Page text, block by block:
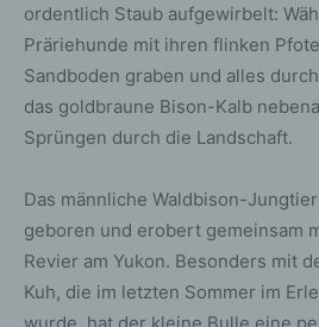
ordentlich Staub aufgewirbelt:
Präriehunde mit ihren flinken
Sandboden graben und alles
das goldbraune Bison-Kalb
Sprüngen durch die Landschaft.
Das männliche Waldbison-
geboren und erobert gemeinsam
Revier am Yukon. Besonders mit
Kuh, die im letzten Sommer im